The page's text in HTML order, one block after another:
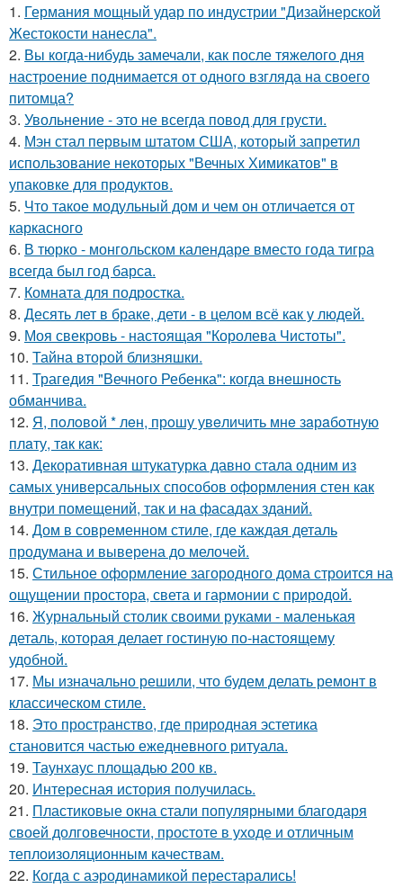
1. Германия мощный удар по индустрии "Дизайнерской
Жестокости нанесла".
2. Вы когда-нибудь замечали, как после тяжелого дня
настроение поднимается от одного взгляда на своего
питомца?
3. Увольнение - это не всегда повод для грусти.
4. Мэн стал первым штатом США, который запретил
использование некоторых "Вечных Химикатов" в
упаковке для продуктов.
5. Что такое модульный дом и чем он отличается от
каркасного
6. В тюрко - монгольском календаре вместо года тигра
всегда был год барса.
7. Комната для подростка.
8. Десять лет в браке, дети - в целом всё как у людей.
9. Моя свекровь - настоящая "Королева Чистоты".
10. Тайна второй близняшки.
11. Трагедия "Вечного Ребенка": когда внешность
обманчива.
12. Я, пoлoвoй * лeн, прoшу увeличить мнe зaрaбoтную
плaту, тaк кaк:
13. Декоративная штукатурка давно стала одним из
самых универсальных способов оформления стен как
внутри помещений, так и на фасадах зданий.
14. Дом в современном стиле, где каждая деталь
продумана и выверена до мелочей.
15. Стильное оформление загородного дома строится на
ощущении простора, света и гармонии с природой.
16. Журнальный столик своими руками - маленькая
деталь, которая делает гостиную по-настоящему
удобной.
17. Мы изначально решили, что будем делать ремонт в
классическом стиле.
18. Это пространство, где природная эстетика
становится частью ежедневного ритуала.
19. Таунхаус площадью 200 кв.
20. Интересная история получилась.
21. Пластиковые окна стали популярными благодаря
своей долговечности, простоте в уходе и отличным
теплоизоляционным качествам.
22. Когда с аэродинамикой перестарались!